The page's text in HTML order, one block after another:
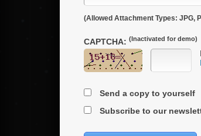
(Allowed Attachment Types: JPG,
CAPTCHA: (Inactivated for demo)
Send a copy to yourself
Subscribe to our